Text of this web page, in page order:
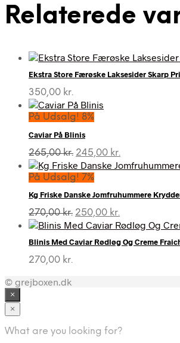
Relaterede
Ekstra Store Færøske Laksesider Skarp
350,00 kr.
På Udsalg! 8%
Caviar På Blinis
265,00kr. Den
oprindelige
pris
265,00 kr..
245,00 kr.
aktuelle
245,00 kr..
På Udsalg! 7%
Kg Friske Danske Jomfruhummere
270,00kr. Den
oprindelige
var:
250,00 kr.
aktuelle
er:
Blinis Med Caviar Rødløg Og Creme
270,00 kr.
© grejboxen.dk
×
×
What are you looking for?